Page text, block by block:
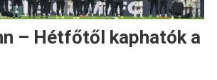
– Hétfőtől kaphatók a